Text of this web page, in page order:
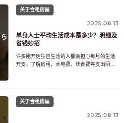
域、生活安排和支出重点，12万日元的税后收
入完全可以让你过上舒适的生活。本文将探讨
关于合租房屋
2025.08.13
单身人士平均生活成本是多少？明细及
省钱妙招
许多刚开始独自生活的人都会担心每月的生活
开支。了解房租、水电费、伙食费等支出明
息，以及固定成本和变动成本的估算金额，即
使您是第一次独自生活，也能安心规划。此
关于合租房屋
2025.08.13